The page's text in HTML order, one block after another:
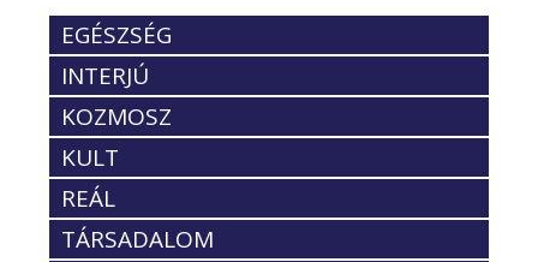
EGÉSZSÉG
INTERJÚ
KOZMOSZ
KULT
REÁL
TÁRSADALOM